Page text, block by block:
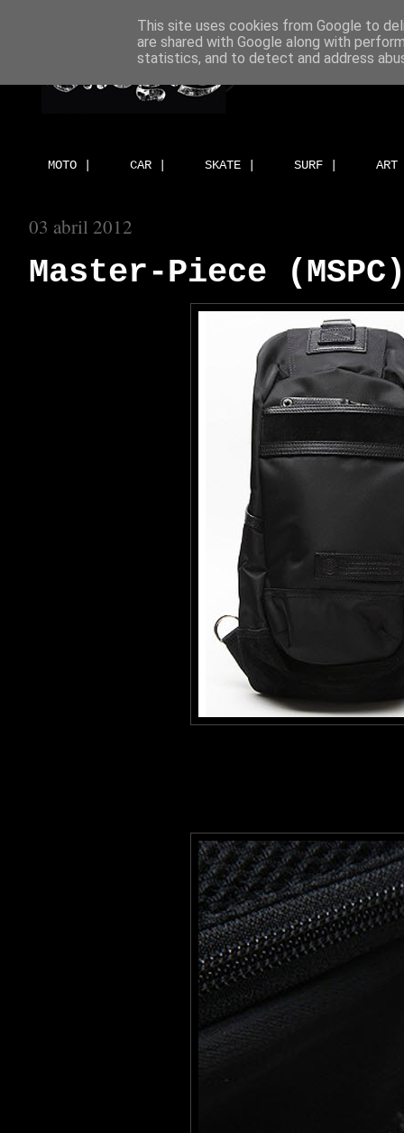
MOTO | CAR | SKATE | SURF |
03 abril 2012
Master-Piece
This site uses cookies from Google to
are shared with Google along with
statistics, and to detect and address